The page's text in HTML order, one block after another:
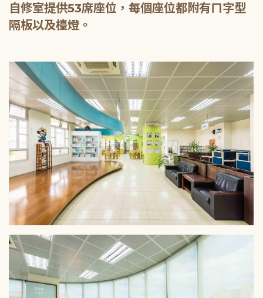
自修室提供53席座位，每個座位都附有ㄇ字型